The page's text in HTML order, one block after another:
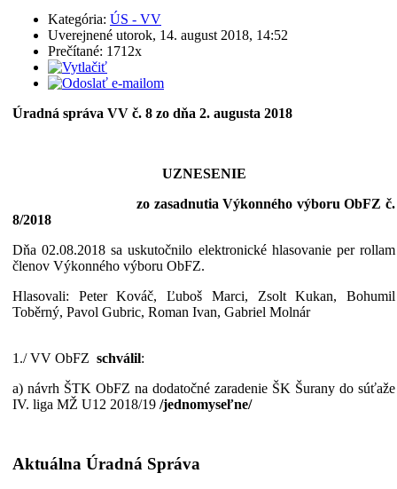
Kategória: ÚS - VV
Uverejnené utorok, 14. august 2018, 14:52
Prečítané: 1712x
Úradná správa VV č. 8 zo dňa 2. augusta 2018
UZNESENIE
zo zasadnutia Výkonného výboru ObFZ č.
8/2018
Dňa 02.08.2018 sa uskutočnilo elektronické hlasovanie per rollam
členov Výkonného výboru ObFZ.
Hlasovali: Peter Kováč, Ľuboš Marci, Zsolt Kukan, Bohumil
Toběrný, Pavol Gubric, Roman Ivan, Gabriel Molnár
1./ VV ObFZ schválil:
a) návrh ŠTK ObFZ na dodatočné zaradenie ŠK Šurany do súťaže
IV. liga MŽ U12 2018/19 /jednomyseľne/
Aktuálna Úradná Správa